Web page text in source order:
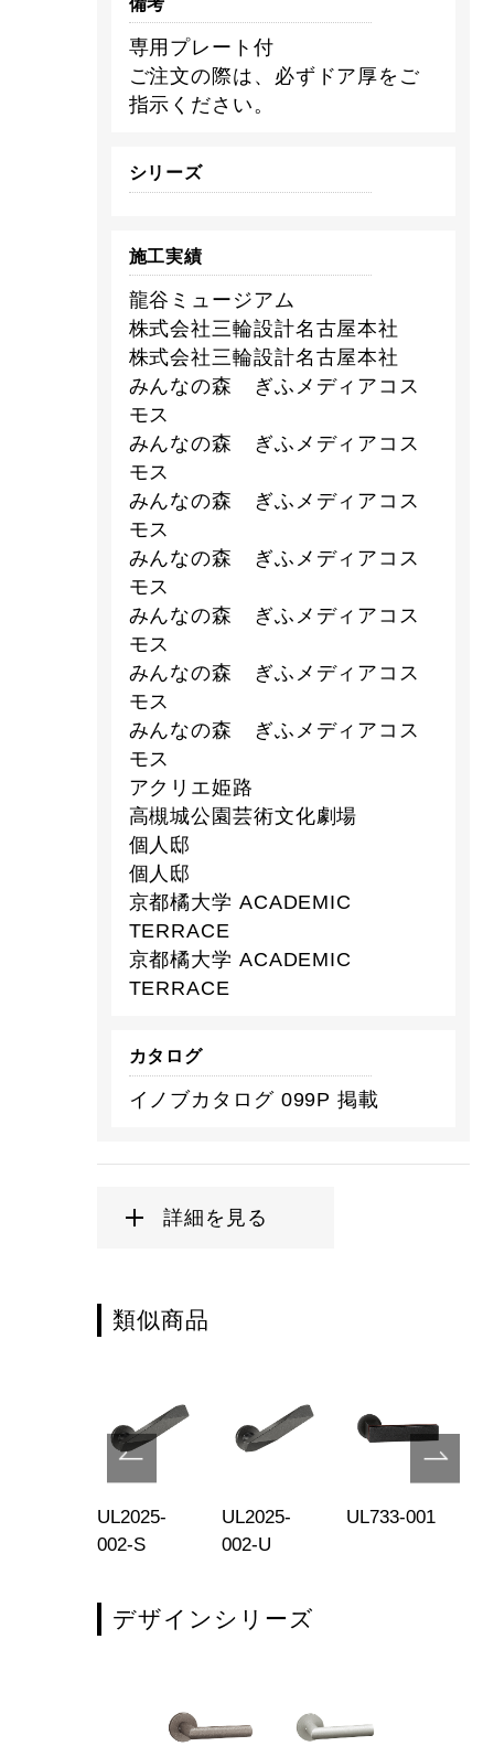
専用プレート付
ご注文の際は、必ずドア厚をご
指示ください。
シリーズ
施工実績
龍谷ミュージアム
株式会社三輪設計名古屋本社
株式会社三輪設計名古屋本社
みんなの森 ぎふメディアコス
モス
みんなの森 ぎふメディアコス
モス
みんなの森 ぎふメディアコス
モス
みんなの森 ぎふメディアコス
モス
みんなの森 ぎふメディアコス
モス
みんなの森 ぎふメディアコス
モス
みんなの森 ぎふメディアコス
モス
アクリエ姫路
高槻城公園芸術文化劇場
個人邸
個人邸
京都橘大学 ACADEMIC
TERRACE
京都橘大学 ACADEMIC
TERRACE
カタログ
イノブカタログ 099P 掲載
詳細を見る
類似商品
UL2025-
002-S
UL2025-
002-U
UL733-001
デザインシリーズ